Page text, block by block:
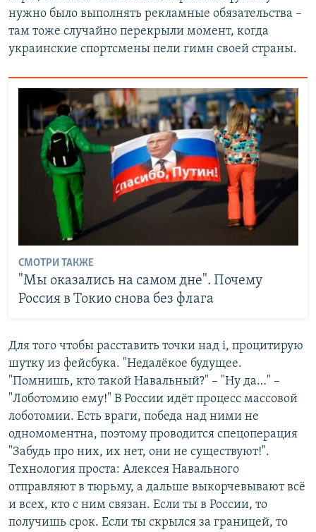
нужно было выполнять рекламные обязательства –
там тоже случайно перекрыли момент, когда
украинские спортсмены пели гимн своей страны.
СМОТРИ ТАКЖЕ
"Мы оказались на самом дне". Почему
Россия в Токио снова без флага
Для того чтобы расставить точки над і, процитирую
шутку из фейсбука. "Недалёкое будущее.
"Помнишь, кто такой Навальный?" – "Ну да…" –
"Лоботомию ему!" В России идёт процесс массовой
лоботомии. Есть враги, победа над ними не
одномоментна, поэтому проводится спецоперация
"Забудь про них, их нет, они не существуют!".
Технология проста: Алексея Навального
отправляют в тюрьму, а дальше выкорчевывают всё
и всех, кто с ним связан. Если ты в России, то
получишь срок. Если ты скрылся за границей, то